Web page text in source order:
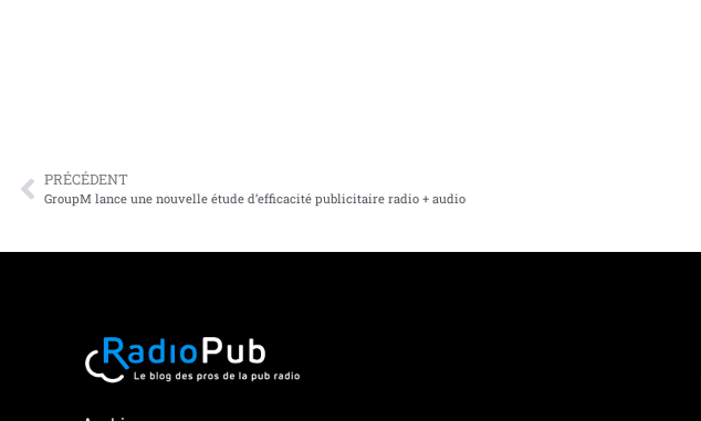
PRÉCÉDENT
GroupM lance une nouvelle étude d’efficacité publicitaire radio + audio